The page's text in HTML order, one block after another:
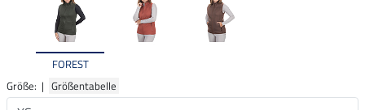
FOREST
Größe: | Größentabelle